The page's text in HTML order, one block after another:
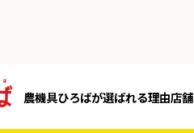
農機具ひろばが選ばれる理由店